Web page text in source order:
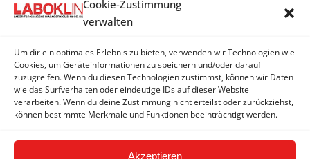
Cookie-Zustimmung
verwalten
Um dir ein optimales Erlebnis zu bieten, verwenden wir Technologien wie
Cookies, um Geräteinformationen zu speichern und/oder darauf
zuzugreifen. Wenn du diesen Technologien zustimmst, können wir Daten
wie das Surfverhalten oder eindeutige IDs auf dieser Website
verarbeiten. Wenn du deine Zustimmung nicht erteilst oder zurückziehst,
können bestimmte Merkmale und Funktionen beeinträchtigt werden.
Akzeptieren
Vitaminprofil groß
Vorsorgeprofil Schilddrüse
Vorsorgeprofil Schilddrüse fT4 (Hund)
Vorsorgeprofil Schilddrüse T4